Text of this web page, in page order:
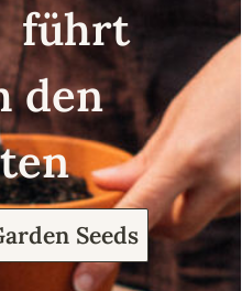
führt
den
Seeds